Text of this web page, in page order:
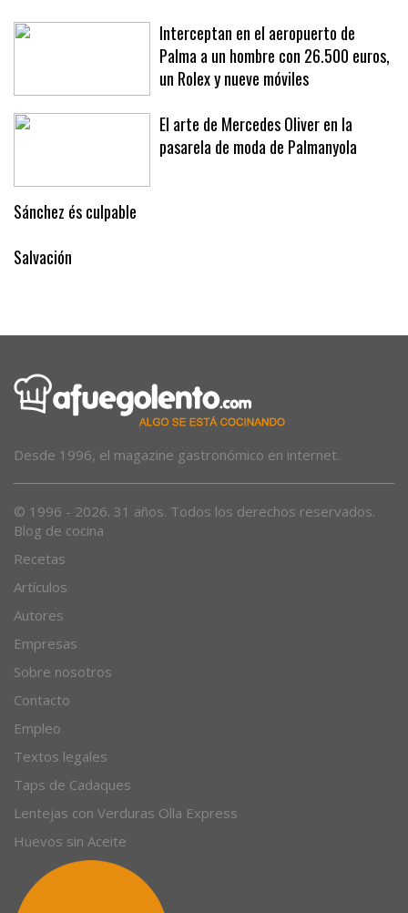
Interceptan en el aeropuerto de
Palma a un hombre con 26.500 euros,
un Rolex y nueve móviles
El arte de Mercedes Oliver en la
pasarela de moda de Palmanyola
Sánchez és culpable
Salvación
Desde 1996, el magazine gastronómico en internet.
© 1996 - 2026. 31 años. Todos los derechos reservados.
Blog de cocina
Recetas
Artículos
Autores
Empresas
Sobre nosotros
Contacto
Empleo
Textos legales
Taps de Cadaques
Lentejas con Verduras Olla Express
Huevos sin Aceite